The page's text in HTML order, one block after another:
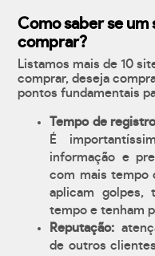
Como saber se
comprar?
Listamos mais de 10
comprar, deseja
pontos fundamentais
Tempo de
É
informação e
com mais tempo
aplicam golpes,
tempo e tenham
Reputação:
de outros